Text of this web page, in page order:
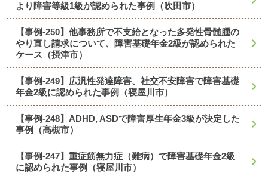
より障害等級1級が認められた事例（吹田市）
【事例-250】他事務所で不支給となった多発性骨髄腫の
やり直し請求について、障害基礎年金2級が認められた
ケース（摂津市）
【事例-249】広汎性発達障害、社交不安障害で障害基礎
年金2級に認められた事例（寝屋川市）
【事例-248】ADHD, ASDで障害厚生年金3級が決定した
事例（高槻市）
【事例-247】重症筋無力症（難病）で障害基礎年金2級
に認められた事例（寝屋川市）